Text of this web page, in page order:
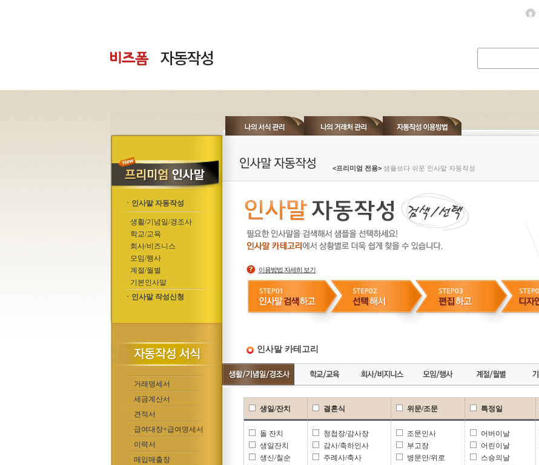
ㆍ인사말 자동작성
생활/기념일/경조사
학교/교육
회사/비즈니스
모임/행사
계절/월별
기본인사말
ㆍ인사말 작성신청
거래명세서
세금계산서
견적서
급여대장+급여명세서
이력서
매입매출장
<프리미엄 전용> 샘플보다 쉬운 인사말 자동작성
이용방법 자세히 보기
인사말 카테고리
생일/잔치
돌 잔치
생일잔치
생신/칠순
결혼식
청첩장/감사장
감사/축하인사
주례사/축사
위문/조문
조문인사
부고장
병문안/위로
특정일
어버이날
어린이날
스승의날